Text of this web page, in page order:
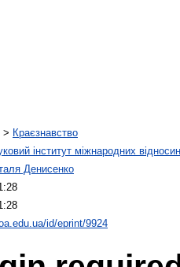
> Краєзнавство
інститут міжнародних
Денисенко
id/eprint/9924